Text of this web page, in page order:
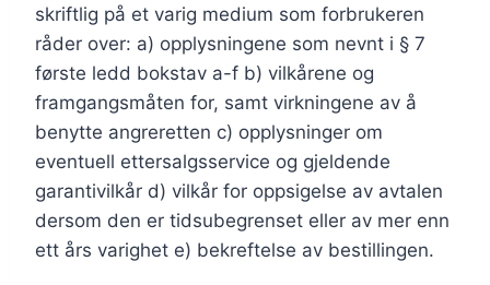
skriftlig på et varig medium som forbrukeren
råder over: a) opplysningene som nevnt i § 7
første ledd bokstav a-f b) vilkårene og
framgangsmåten for, samt virkningene av å
benytte angreretten c) opplysninger om
eventuell ettersalgsservice og gjeldende
garantivilkår d) vilkår for oppsigelse av avtalen
dersom den er tidsubegrenset eller av mer enn
ett års varighet e) bekreftelse av bestillingen.